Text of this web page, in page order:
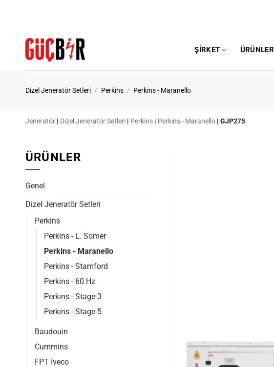
ŞIRKET ÜRÜNLER
Dizel Jeneratör Setleri / Perkins / Perkins - Maranello
Jeneratör | Dizel Jeneratör Setleri | Perkins | Perkins - Maranello | GJP275
ÜRÜNLER
Genel
Dizel Jeneratör Setleri
Perkins
Perkins - L. Somer
Perkins - Maranello
Perkins - Stamford
Perkins - 60 Hz
Perkins - Stage-3
Perkins - Stage-5
Baudouin
Cummins
FPT Iveco